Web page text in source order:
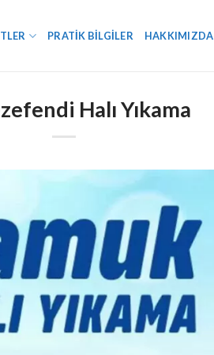
PRATIK BILGILER HAKKIMIZDA
Halı Yıkama